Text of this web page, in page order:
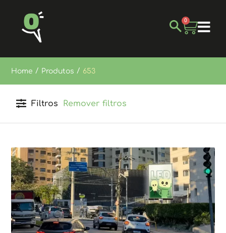
0
Home / Produtos / 653
Filtros Remover filtros